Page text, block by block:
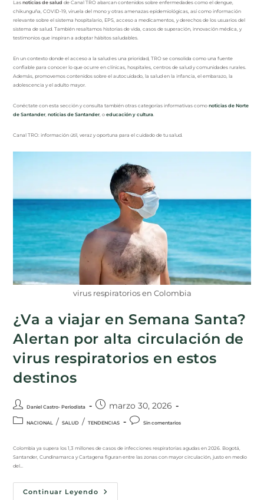
Lasnoticias de salud de Canal TRO abarcan contenidos sobre enfermedades como el dengue,
chikunguña, COVID-19, viruela del mono y otras amenazas epidemiológicas, así como información
relevante sobre el sistema hospitalario, EPS, acceso a medicamentos, y derechos de los usuarios del
sistema de salud. También resaltamos historias de vida, casos de superación, innovación médica, y
testimonios que inspiran a adoptar hábitos saludables.
En un contexto donde el acceso a la salud es una prioridad, TRO se consolida como una fuente
confiable para conocer lo que ocurre en clínicas, hospitales, centros de salud y comunidades rurales.
Además, promovemos contenidos sobre el autocuidado, la salud en la infancia, el embarazo, la
adolescencia y el adulto mayor.
Conéctate con esta sección y consulta también otras categorías informativas comonoticias de Norte
de Santander ,noticias de Santander , oeducación y cultura
Canal TRO: información útil, veraz y oportuna para el cuidado de tu salud.
virus respiratorios en Colombia
¿Va a viajar en Semana Santa?
Alertan por alta circulación de
virus respiratorios en estos
destinos
Daniel Castro- Periodista marzo 30, 2026
NACIONAL / SALUD / TENDENCIAS Sin comentarios
Colombia ya supera los 1,3 millones de casos de infecciones respiratorias agudas en 2026. Bogotá,
Santander, Cundinamarca y Cartagena figuran entre las zonas con mayor circulación, justo en medio
del…
Continuar Leyendo